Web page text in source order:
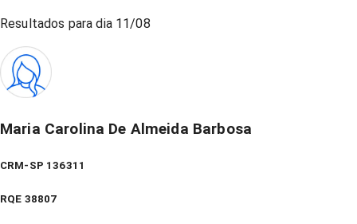
Resultados para dia 11/08
Maria Carolina De Almeida Barbosa
CRM-SP 136311
RQE 38807